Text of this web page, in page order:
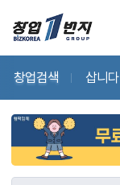
창업검색 삽니다